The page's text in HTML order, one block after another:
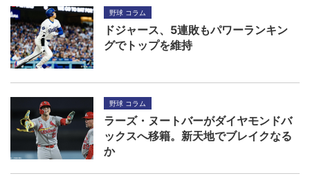
野球 コラム
ドジャース、5連敗もパワーランキン
グでトップを維持
野球 コラム
ラーズ・ヌートバーがダイヤモンドバ
ックスへ移籍。新天地でブレイクなる
か